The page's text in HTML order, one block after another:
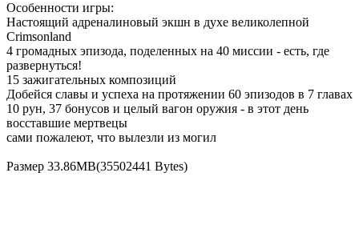
Особенности игры:
Настоящий адреналиновый экшн в духе великолепной
Crimsonland
4 громадных эпизода, поделенных на 40 миссии - есть, где
развернуться!
15 зажигательных композиций
Добейся славы и успеха на протяжении 60 эпизодов в 7 главах
10 рун, 37 бонусов и целый вагон оружия - в этот день
восставшие мертвецы
сами пожалеют, что вылезли из могил
Размер 33.86MB(35502441 Bytes)